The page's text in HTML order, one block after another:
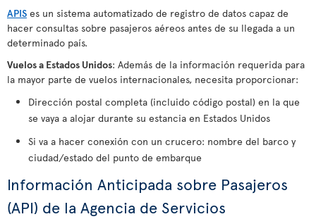
APIS es un sistema automatizado de registro de datos capaz de
hacer consultas sobre pasajeros aéreos antes de su llegada a un
determinado país.
Vuelos a Estados Unidos: Además de la información requerida para
la mayor parte de vuelos internacionales, necesita proporcionar:
Dirección postal completa (incluido código postal) en la que
se vaya a alojar durante su estancia en Estados Unidos
Si va a hacer conexión con un crucero: nombre del barco y
ciudad/estado del punto de embarque
Información Anticipada sobre Pasajeros
(API) de la Agencia de Servicios